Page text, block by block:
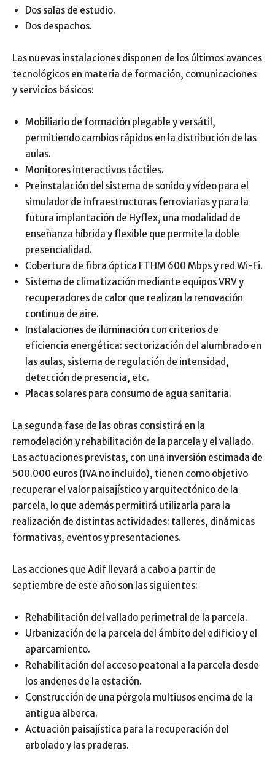
Dos salas de estudio.
Dos despachos.
Las nuevas instalaciones disponen de los últimos avances
tecnológicos en materia de formación, comunicaciones
y servicios básicos:
Mobiliario de formación plegable y versátil,
permitiendo cambios rápidos en la distribución de las
aulas.
Monitores interactivos táctiles.
Preinstalación del sistema de sonido y vídeo para el
simulador de infraestructuras ferroviarias y para la
futura implantación de Hyflex, una modalidad de
enseñanza híbrida y flexible que permite la doble
presencialidad.
Cobertura de fibra óptica FTHM 600 Mbps y red Wi-Fi.
Sistema de climatización mediante equipos VRV y
recuperadores de calor que realizan la renovación
continua de aire.
Instalaciones de iluminación con criterios de
eficiencia energética: sectorización del alumbrado en
las aulas, sistema de regulación de intensidad,
detección de presencia, etc.
Placas solares para consumo de agua sanitaria.
La segunda fase de las obras consistirá en la
remodelación y rehabilitación de la parcela y el vallado.
Las actuaciones previstas, con una inversión estimada de
500.000 euros (IVA no incluido), tienen como objetivo
recuperar el valor paisajístico y arquitectónico de la
parcela, lo que además permitirá utilizarla para la
realización de distintas actividades: talleres, dinámicas
formativas, eventos y presentaciones.
Las acciones que Adif llevará a cabo a partir de
septiembre de este año son las siguientes:
Rehabilitación del vallado perimetral de la parcela.
Urbanización de la parcela del ámbito del edificio y el
aparcamiento.
Rehabilitación del acceso peatonal a la parcela desde
los andenes de la estación.
Construcción de una pérgola multiusos encima de la
antigua alberca.
Actuación paisajística para la recuperación del
arbolado y las praderas.